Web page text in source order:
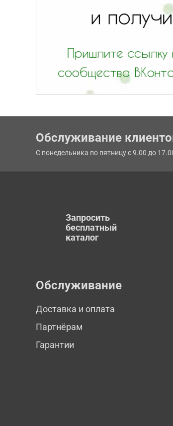
Обслуживание
С понедельника по пятницу с 9.00 до
Запросить
бесплатный
каталог
Обслуживание
Доставка и оплата
Партнёрам
Гарантии